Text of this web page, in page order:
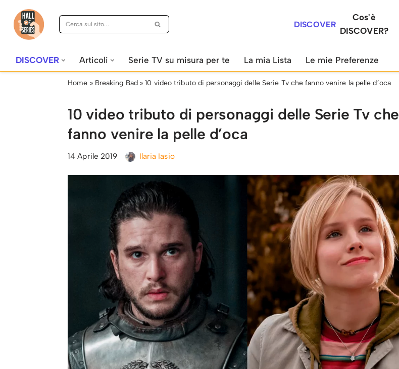
Vai
DISCOVER
Cos'è
DISCOVER?
DISCOVER Articoli Serie TV su misura per te La mia Lista Le mie Preferenze
Home » Breaking Bad»10 video tributo di personaggi delle Serie Tv che fanno venire la pelle d’oca
10 video tributo di personaggi delle Serie Tv che
fanno venire la pelle d’oca
14 Aprile 2019 Ilaria Iasio